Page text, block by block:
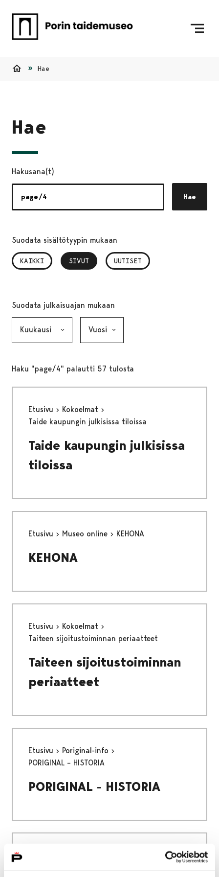
Hae
Hae
Hakusana(t)
Hae
Suodata sisältötyypin mukaan
KAIKKI SIVUT
, VALITTU UUTISET
Suodata julkaisuajan mukaan
Haku "page/4" palautti 57 tulosta
Etusivu
Kokoelmat
Taide kaupungin julkisissa tiloissa
Taide kaupungin julkisissa
tiloissa
Etusivu Museo online KEHONA
KEHONA
Etusivu
Kokoelmat
Taiteen sijoitustoiminnan periaatteet
Taiteen sijoitustoiminnan
periaatteet
Etusivu
Poriginal-info
PORIGINAL – HISTORIA
PORIGINAL - HISTORIA